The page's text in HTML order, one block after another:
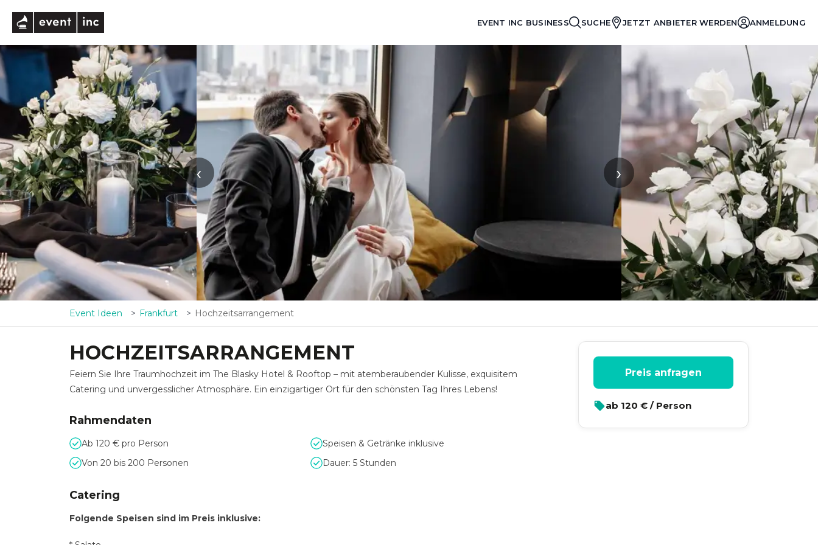
EVENT INC BUSINESS SUCHE JETZT ANBIETER WERDEN ANMELDUNG
‹ ›
Event Ideen Frankfurt Hochzeitsarrangement
HOCHZEITSARRANGEMENT
Feiern Sie Ihre Traumhochzeit im The Blasky Hotel & Rooftop – mit atemberaubender Kulisse, exquisitem
Catering und unvergesslicher Atmosphäre. Ein einzigartiger Ort für den schönsten Tag Ihres Lebens!
Rahmendaten
Ab 120 € pro Person
Speisen & Getränke inklusive
Von 20 bis 200 Personen
Dauer: 5 Stunden
Catering
Folgende Speisen sind im Preis inklusive:
Preis anfragen
ab 120 € / Person